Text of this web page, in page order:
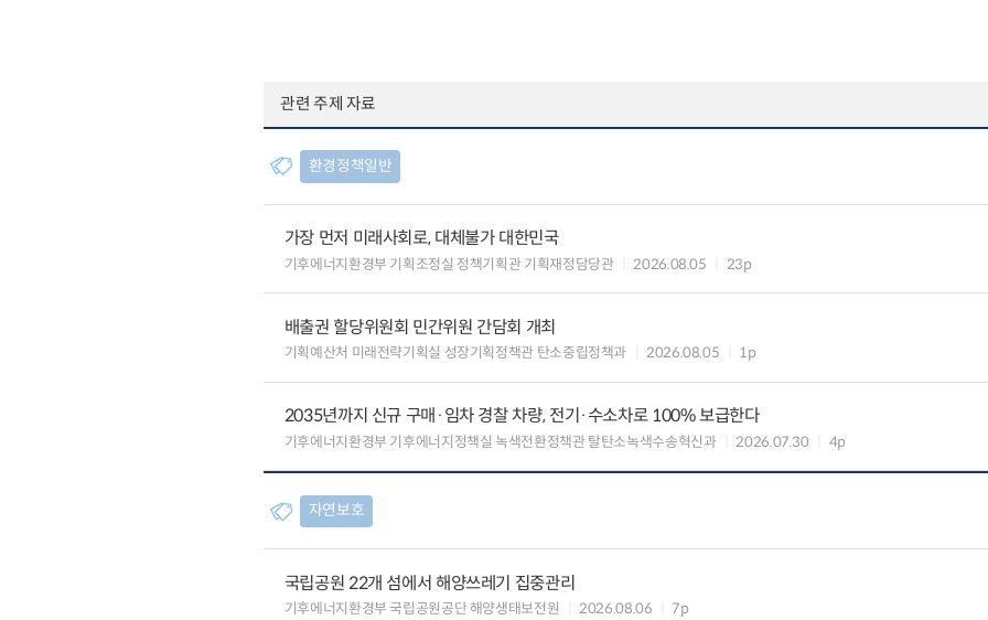
관련 주제 자료
환경정책일반
가장 먼저 미래사회로, 대체불가 대한민국
기후에너지환경부 기획조정실 정책기획관 기획재정담당관 2026.08.05 23p
배출권 할당위원회 민간위원 간담회 개최
기획예산처 미래전략기획실 성장기획정책관 탄소중립정책과 2026.08.05 1p
2035년까지 신규 구매·임차 경찰 차량, 전기·수소차로 100% 보급한다
기후에너지환경부 기후에너지정책실 녹색전환정책관 탈탄소녹색수송혁신과 2026.07.30 4p
자연보호
국립공원 22개 섬에서 해양쓰레기 집중관리
기후에너지환경부 국립공원공단 해양생태보전원 2026.08.06 7p